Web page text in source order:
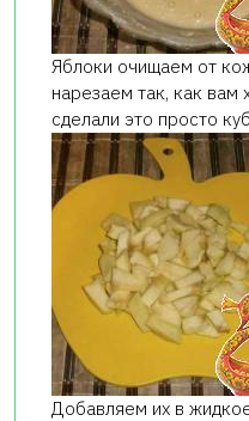
Яблоки очищаем от
нарезаем так, как вам
сделали это просто
Добавляем их в